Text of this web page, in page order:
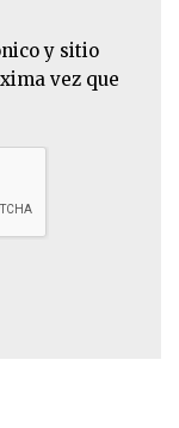
y sitio
vez que